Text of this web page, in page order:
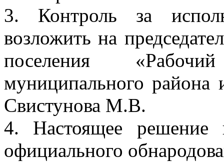
3. Контроль за
возложить на
поселения
муниципального района
Свистунова М.В.
4. Настоящее решение
официального